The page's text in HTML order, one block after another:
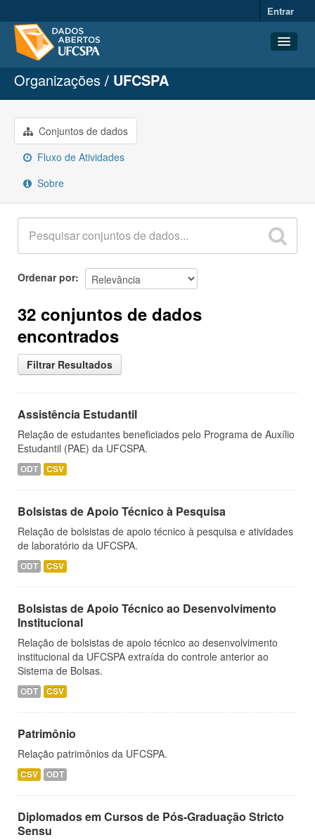
Entrar
Conjuntos de dados
Organizações
Grupos
Sobre
Organizações UFCSPA
Conjuntos de dados
Fluxo de Atividades
Sobre
Ordenar por
32 conjuntos de dados
encontrados
Filtrar Resultados
Assistência Estudantil
Relação de estudantes beneficiados pelo Programa de Auxílio
Estudantil (PAE) da UFCSPA.
ODT CSV
Bolsistas de Apoio Técnico à Pesquisa
Relação de bolsistas de apoio técnico à pesquisa e atividades
de laboratório da UFCSPA.
ODT CSV
Bolsistas de Apoio Técnico ao Desenvolvimento
Institucional
Relação de bolsistas de apoio técnico ao desenvolvimento
institucional da UFCSPA extraída do controle anterior ao
Sistema de Bolsas.
ODT CSV
Patrimônio
Relação patrimônios da UFCSPA.
CSV ODT
Diplomados em Cursos de Pós-Graduação Stricto
Sensu